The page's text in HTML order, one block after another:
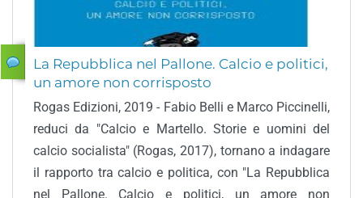
La Repubblica nel Pallone. Calcio e politici,
un amore non corrisposto
Rogas Edizioni, 2019 - Fabio Belli e Marco Piccinelli,
reduci da "Calcio e Martello. Storie e uomini del
calcio socialista" (Rogas, 2017), tornano a indagare
il rapporto tra calcio e politica, con "La Repubblica
nel Pallone. Calcio e politici, un amore non